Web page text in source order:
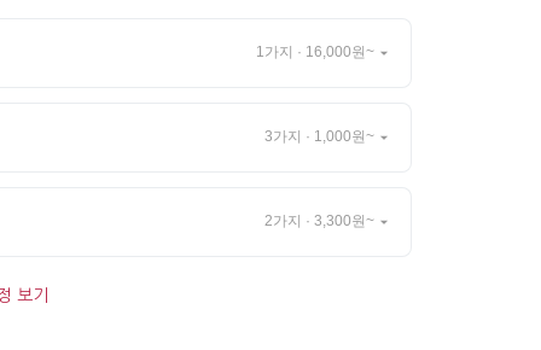
1가지 · 16,000원~
3가지 · 1,000원~
2가지 · 3,300원~
보기